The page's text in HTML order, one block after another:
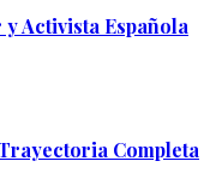
Activista Española
Completa